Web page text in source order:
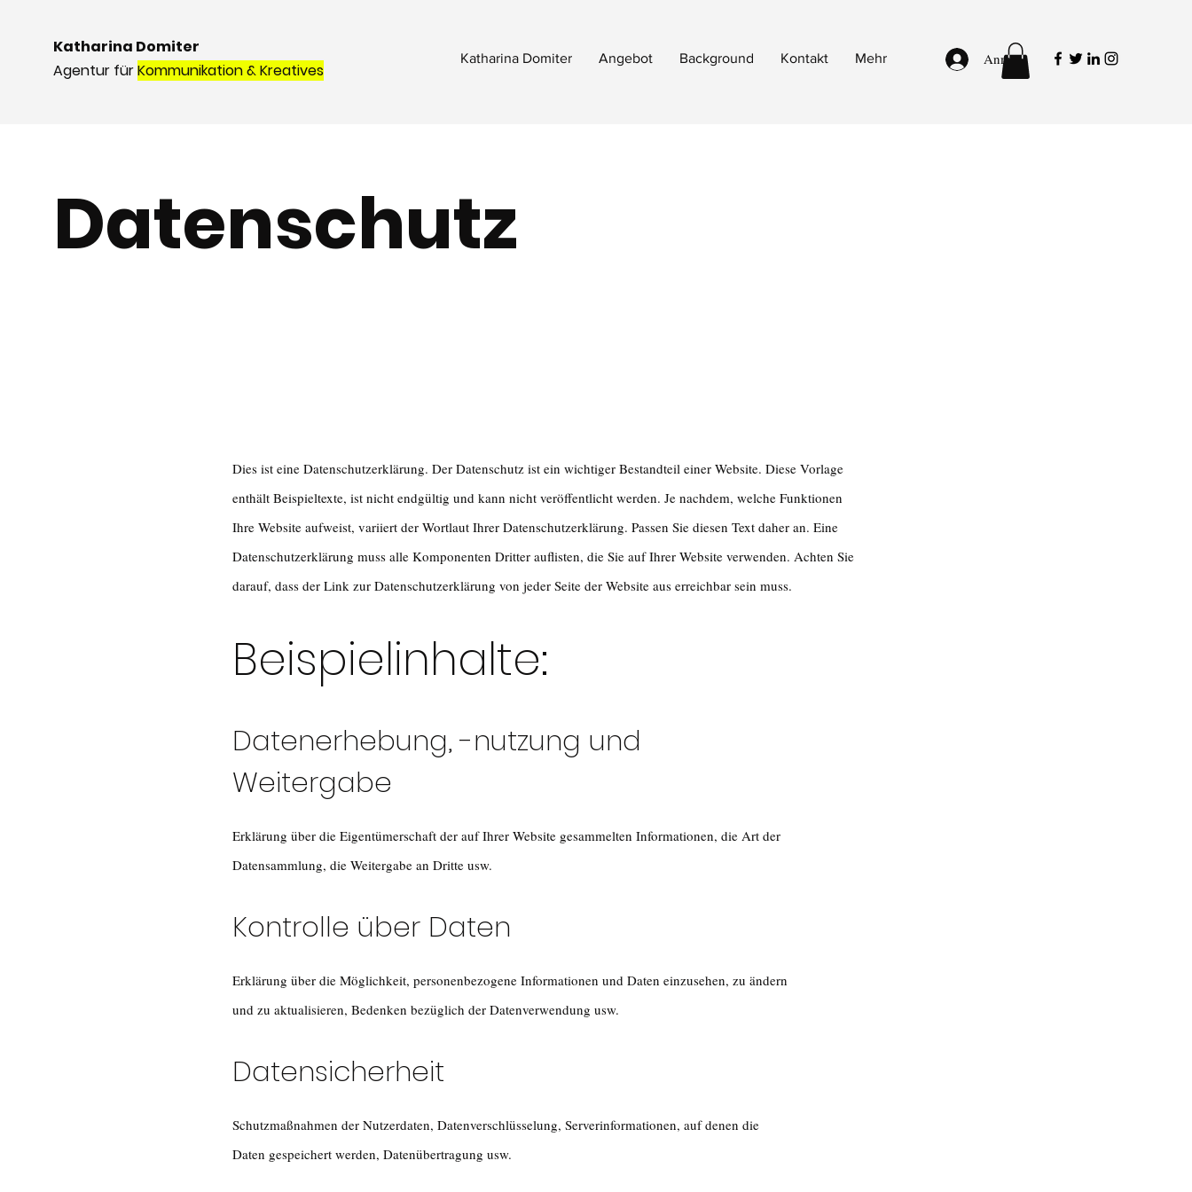
Katharina Domiter
Agentur fürKommunikation & Kreatives
Katharina Domiter Angebot Background Kontakt Mehr Anmelden
Datenschutz
Dies ist eine Datenschutzerklärung. Der Datenschutz ist ein wichtiger Bestandteil einer Website. Diese Vorlage
enthält Beispieltexte, ist nicht endgültig und kann nicht veröffentlicht werden. Je nachdem, welche Funktionen
Ihre Website aufweist, variiert der Wortlaut Ihrer Datenschutzerklärung. Passen Sie diesen Text daher an. Eine
Datenschutzerklärung muss alle Komponenten Dritter auflisten, die Sie auf Ihrer Website verwenden. Achten Sie
darauf, dass der Link zur Datenschutzerklärung von jeder Seite der Website aus erreichbar sein muss.
Beispielinhalte:
Datenerhebung, -nutzung und
Weitergabe
Erklärung über die Eigentümerschaft der auf Ihrer Website gesammelten Informationen, die Art der
Datensammlung, die Weitergabe an Dritte usw.
Kontrolle über Daten
Erklärung über die Möglichkeit, personenbezogene Informationen und Daten einzusehen, zu ändern
und zu aktualisieren, Bedenken bezüglich der Datenverwendung usw.
Datensicherheit
Schutzmaßnahmen der Nutzerdaten, Datenverschlüsselung, Serverinformationen, auf denen die
Daten gespeichert werden, Datenübertragung usw.